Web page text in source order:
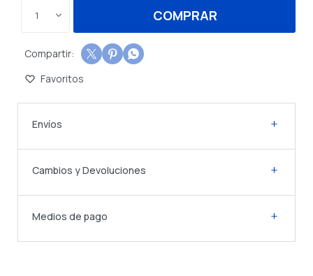
1 COMPRAR
  
Envíos
Cambios y Devoluciones
Medios de pago